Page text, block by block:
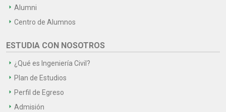
Alumni
Centro de Alumnos
ESTUDIA CON NOSOTROS
¿Qué es Ingeniería Civil?
Plan de Estudios
Perfil de Egreso
Admisión